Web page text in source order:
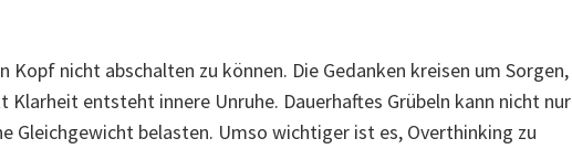
Kopf nicht abschalten zu können. Die Gedanken kreisen um Sorgen,
entsteht innere Unruhe. Dauerhaftes Grübeln kann nicht nur
Gleichgewicht belasten. Umso wichtiger ist es, Overthinking zu